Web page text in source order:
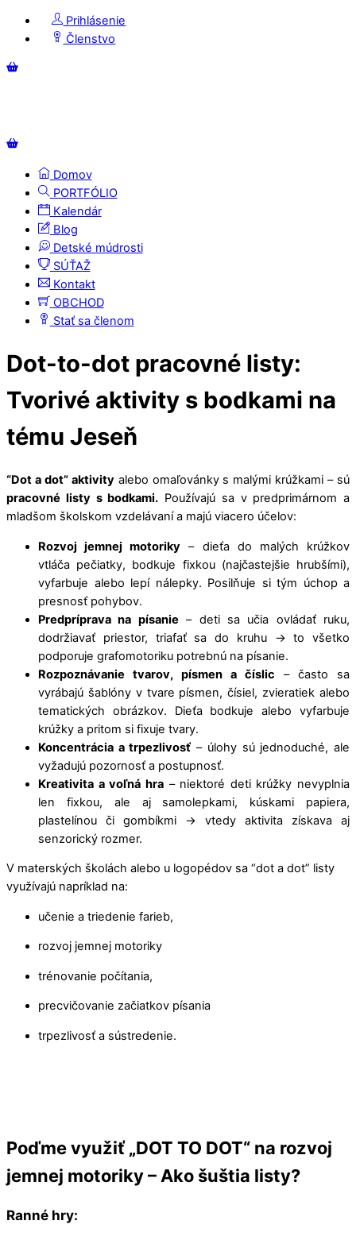
Skip
Prihlásenie
Členstvo
MenuKošík
Košík
Domov
PORTFÓLIO
Kalendár
Blog
Detské múdrosti
SÚŤAŽ
Kontakt
OBCHOD
Stať sa členom
Menu
Cart
Dot-to-dot pracovné listy:
Tvorivé aktivity s bodkami na
tému Jeseň
“Dot a dot” aktivityalebo omaľovánky s malými krúžkami – sú
pracovné listy s bodkami. Používajú sa v predprimárnom a
mladšom školskom vzdelávaní a majú viacero účelov:
Rozvoj jemnej motoriky – dieťa do malých krúžkov
vtláča pečiatky, bodkuje fixkou (najčastejšie hrubšími),
vyfarbuje alebo lepí nálepky. Posilňuje si tým úchop a
presnosť pohybov.
Predpríprava na písanie – deti sa učia ovládať ruku,
dodržiavať priestor, triafať sa do kruhu → to všetko
podporuje grafomotoriku potrebnú na písanie.
Rozpoznávanie tvarov, písmen a číslic – často sa
vyrábajú šablóny v tvare písmen, čísiel, zvieratiek alebo
tematických obrázkov. Dieťa bodkuje alebo vyfarbuje
krúžky a pritom si fixuje tvary.
Koncentrácia a trpezlivosť – úlohy sú jednoduché, ale
vyžadujú pozornosť a postupnosť.
Kreativita a voľná hra– niektoré deti krúžky nevyplnia
len fixkou, ale aj samolepkami, kúskami papiera,
plastelínou či gombíkmi → vtedy aktivita získava aj
senzorický rozmer.
V materských školách alebo u logopédov sa “dot a dot” listy
využívajú napríklad na:
učenie a triedenie farieb,
rozvoj jemnej motoriky
trénovanie počítania,
precvičovanie začiatkov písania
trpezlivosť a sústredenie.
Poďme využiť „DOT TO DOT“ na rozvoj
jemnej motoriky – Ako šuštia listy?
Ranné hry: